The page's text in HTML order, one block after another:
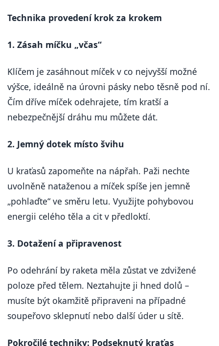
Technika provedení krok za krokem
1. Zásah míčku „včas“
Klíčem je zasáhnout míček v co nejvyšší možné
výšce, ideálně na úrovni pásky nebo těsně pod ní.
Čím dříve míček odehrajete, tím kratší a
nebezpečnější dráhu mu můžete dát.
2. Jemný dotek místo švihu
U kraťasů zapomeňte na nápřah. Paži nechte
uvolněně nataženou a míček spíše jen jemně
„pohlaďte“ ve směru letu. Využijte pohybovou
energii celého těla a cit v předloktí.
3. Dotažení a připravenost
Po odehrání by raketa měla zůstat ve zdvižené
poloze před tělem. Neztahujte ji hned dolů –
musíte být okamžitě připraveni na případné
soupeřovo sklepnutí nebo další úder u sítě.
Pokročilé techniky: Podseknutý kraťas